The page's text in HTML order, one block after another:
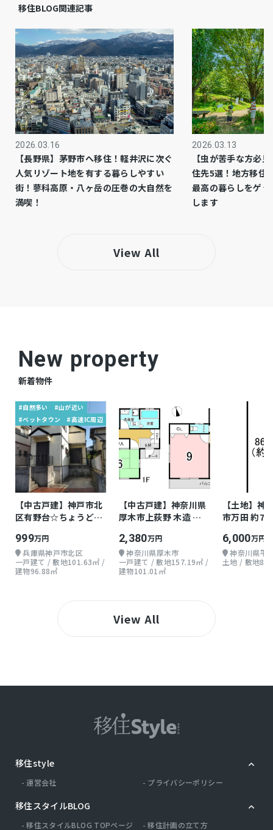
駐車場 有
上水道 公共
下水道 公共
ガス
都市計画 市街化区域
用途地域
ン、シャンプードレッサー、洗浄便座、浴室乾
す。
移住BLOG関連記事
2026.03.16
【長野県】茅野市へ移住！軽井沢に次ぐ
人気リゾート地を有する暮らしやすい
街！蓼科高原・八ヶ岳の圧巻の大自然を
満喫！
2026.03.13
【虫が苦手な方必
住先5選！地方移住
最高の暮らしをゲ
します
View All
New property
新着物件
#自然多い
#山が近い
#ベットタウン
#高速IC周辺
【中古戸建】神戸市北
区有野台☆ちょうどよ
999万円
兵庫県神戸市北区
一戸建て / 敷地101.63㎡ /
建物96.88㎡
【中古戸建】神奈川県
厚木市上荻野 木造 地
2,380万円
神奈川県厚木市
一戸建て / 敷地157.19㎡ /
建物101.01㎡
【土地】神
市万田 約79
6,000万円
神奈川県平
土地 / 敷地
View All
移住style
運営会社 プライバシーポリシー
移住スタイルBLOG
移住スタイルBLOG TOPページ 移住計画の立て方